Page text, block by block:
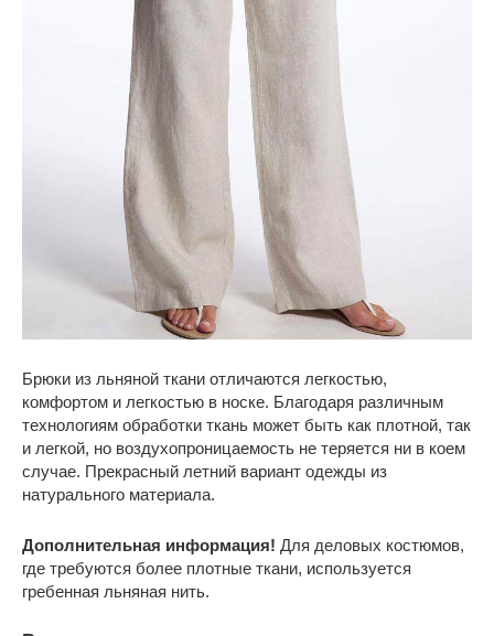
Брюки из льняной ткани отличаются легкостью,
комфортом и легкостью в носке. Благодаря различным
технологиям обработки ткань может быть как плотной, так
и легкой, но воздухопроницаемость не теряется ни в коем
случае. Прекрасный летний вариант одежды из
натурального материала.
Дополнительная информация! Для деловых костюмов,
где требуются более плотные ткани, используется
гребенная льняная нить.